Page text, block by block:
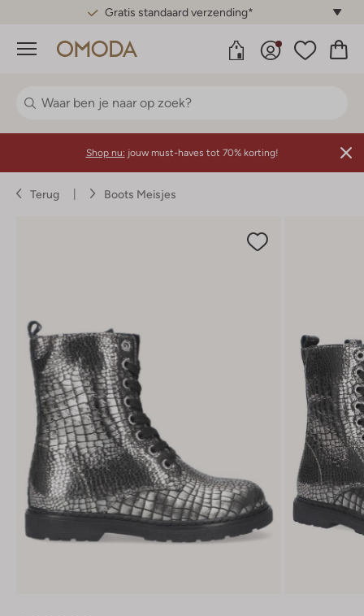
Gratis standaard verzending*
Menu
Shop nu: jouw must-haves tot 70% korting!
Terug Boots Meisjes